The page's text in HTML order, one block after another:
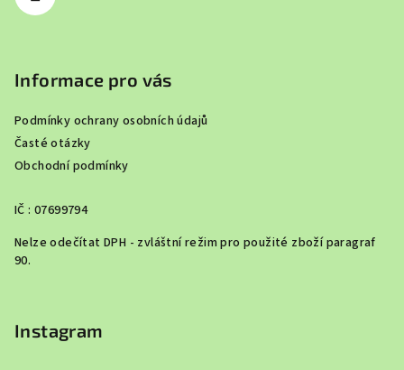
Informace pro vás
Podmínky ochrany osobních údajů
Časté otázky
Obchodní podmínky
IČ : 07699794
Nelze odečítat DPH - zvláštní režim pro použité zboží paragraf
90.
Instagram